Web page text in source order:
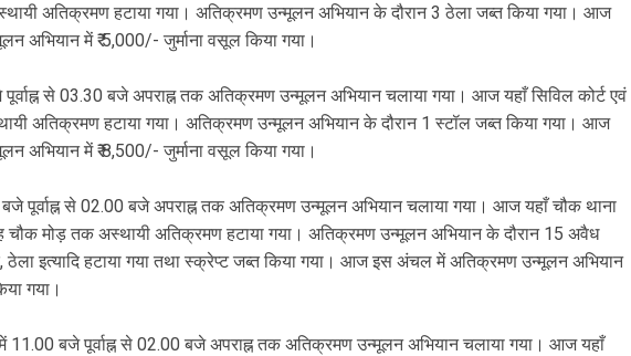
अतिक्रमण हटाया गया। अतिक्रमण उन्मूलन अभियान के दौरान 3 ठेला जब्त किया गया। आज
अभियान में ₹ 5,000/- जुर्माना वसूल किया गया।
से 03.30 बजे अपराह्न तक अतिक्रमण उन्मूलन अभियान चलाया गया। आज यहाँ सिविल कोर्ट एवं
अतिक्रमण हटाया गया। अतिक्रमण उन्मूलन अभियान के दौरान 1 स्टॉल जब्त किया गया। आज
अभियान में ₹ 8,500/- जुर्माना वसूल किया गया।
पूर्वाह्न से 02.00 बजे अपराह्न तक अतिक्रमण उन्मूलन अभियान चलाया गया। आज यहाँ चौक थाना
चौक मोड़ तक अस्थायी अतिक्रमण हटाया गया। अतिक्रमण उन्मूलन अभियान के दौरान 15 अवैध
ठेला इत्यादि हटाया गया तथा स्क्रेप्ट जब्त किया गया। आज इस अंचल में अतिक्रमण उन्मूलन अभियान
गया।
11.00 बजे पूर्वाह्न से 02.00 बजे अपराह्न तक अतिक्रमण उन्मूलन अभियान चलाया गया। आज यहाँ